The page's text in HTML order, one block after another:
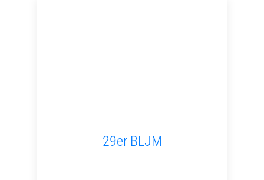
29er BLJM